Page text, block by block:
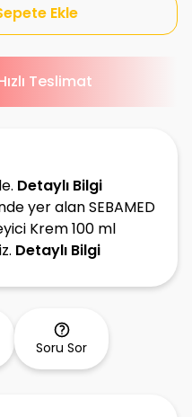
Ekle
Teslimat
Detaylı Bilgi
yer alan SEBAMED
Krem 100 ml
Detaylı Bilgi
Soru Sor